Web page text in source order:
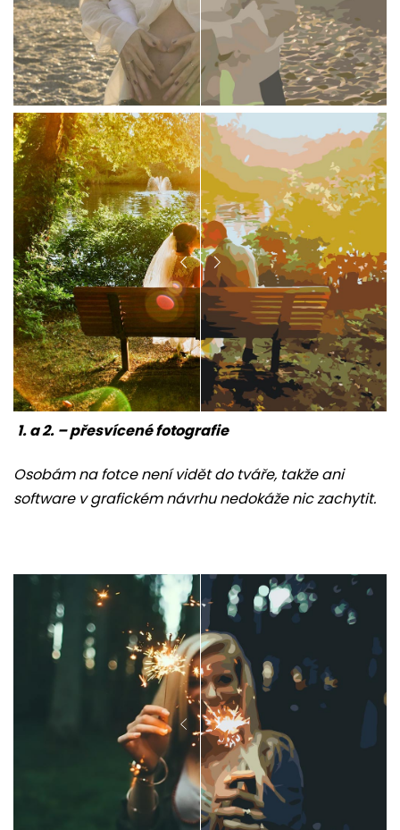
1. a 2. – přesvícené fotografie
Osobám na fotce není vidět do tváře, takže ani
software v grafickém návrhu nedokáže nic zachytit.